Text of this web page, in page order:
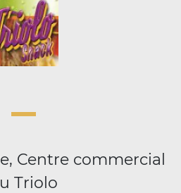
Centre commercial
Triolo